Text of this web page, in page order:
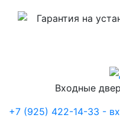
Гарантия на
Входные
+7 (925) 422-14-33 -